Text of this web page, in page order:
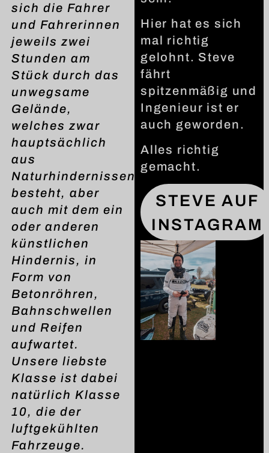
sich die Fahrer
und Fahrerinnen
jeweils zwei
Stunden am
Stück durch das
unwegsame
Gelände,
welches zwar
hauptsächlich
aus
Naturhindernissen
besteht, aber
auch mit dem ein
oder anderen
künstlichen
Hindernis, in
Form von
Betonröhren,
Bahnschwellen
und Reifen
aufwartet.
Unsere liebste
Klasse ist dabei
natürlich Klasse
10, die der
luftgekühlten
Fahrzeuge.
Hier hat es sich
mal richtig
gelohnt. Steve
fährt
spitzenmäßig und
Ingenieur ist er
auch geworden.
Alles richtig
gemacht.
STEVE AUF
INSTAGRAM